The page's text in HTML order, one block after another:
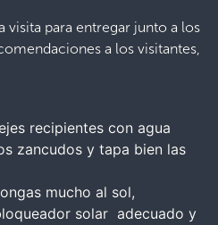
visita para entregar junto a los
a los visitantes,
recipientes con agua
zancudos y tapa bien las
mucho al sol,
solar adecuado y